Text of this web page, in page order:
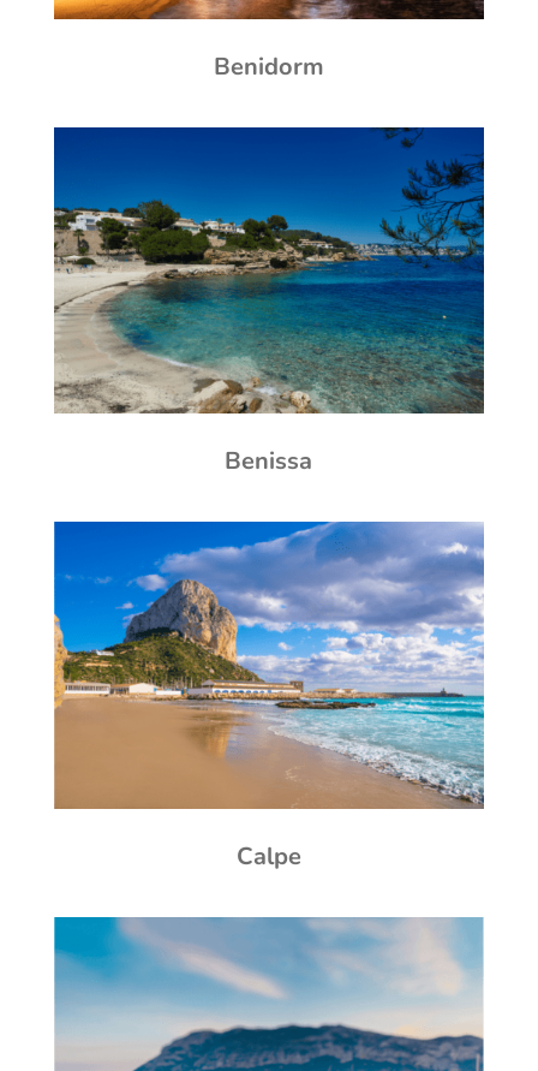
Benidorm
Benissa
Calpe